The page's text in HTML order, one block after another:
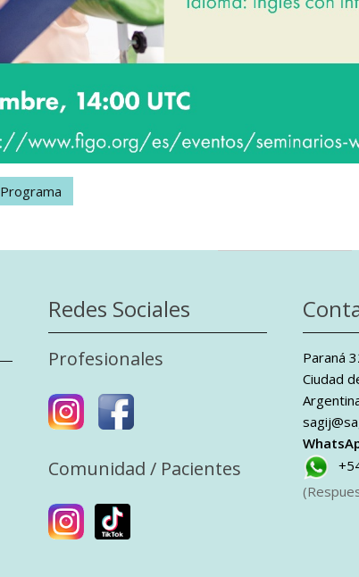
Programa
Redes Sociales
Profesionales
Comunidad / Pacientes
Paraná
Ciudad